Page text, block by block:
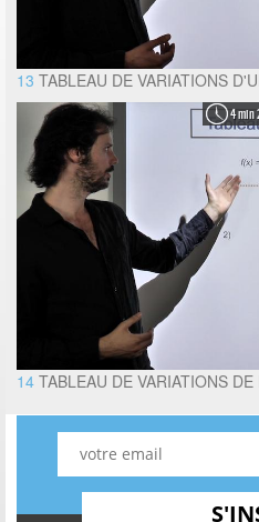
13 TABLEAU DE VARIATIONS
4 min
14 TABLEAU DE VARIATIONS